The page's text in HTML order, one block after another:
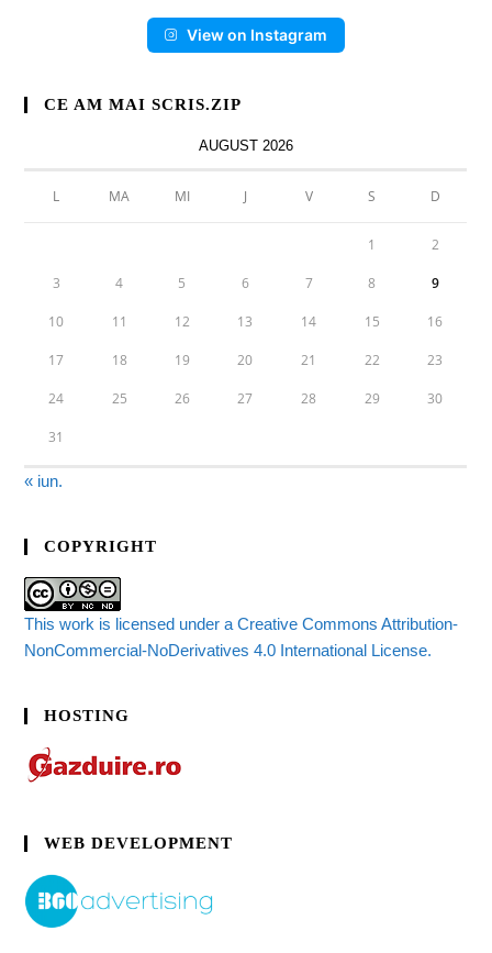
View on Instagram
CE AM MAI SCRIS.ZIP
AUGUST 2026
L MA MI J V S D
1 2
3 4 5 6 7 8 9
10 11 12 13 14 15 16
17 18 19 20 21 22 23
24 25 26 27 28 29 30
31
« iun.
COPYRIGHT
This work is licensed under a Creative Commons Attribution-
NonCommercial-NoDerivatives 4.0 International License.
HOSTING
WEB DEVELOPMENT